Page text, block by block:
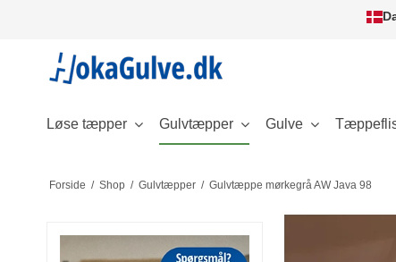
Løse tæpper Gulvtæpper Gulve
Forside / Shop / Gulvtæpper / Gulvtæppe mørkegrå AW Java 98